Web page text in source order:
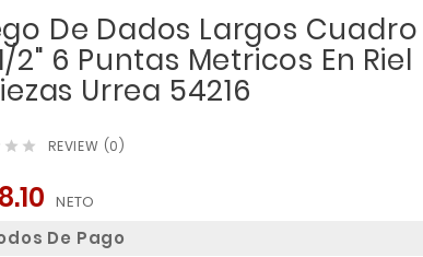
De Dados Largos Cuadro
2" 6 Puntas Metricos En Riel
Urrea 54216
  REVIEW (0)
NETO
De Pago